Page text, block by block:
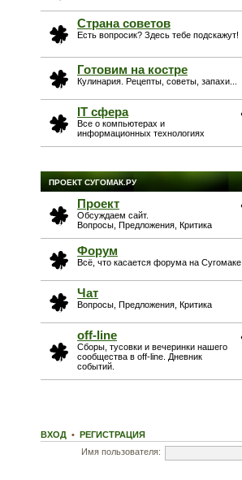
Страна советов
Есть вопросик? Здесь тебе подскажут!
Готовим на костре
Кулинария. Рецепты, советы, запахи...
IT сфера
Все о компьютерах и
информационных технологиях
ПРОЕКТ СУГОМАК.РУ
Проект
Обсуждаем сайт.
Вопросы, Предложения, Критика
Форум
Всё, что касается форума на Сугомаке
Чат
Вопросы, Предложения, Критика
off-line
Сборы, тусовки и вечеринки нашего
сообщества в off-line. Дневник
событий.
ВХОД • РЕГИСТРАЦИЯ
Имя пользователя: